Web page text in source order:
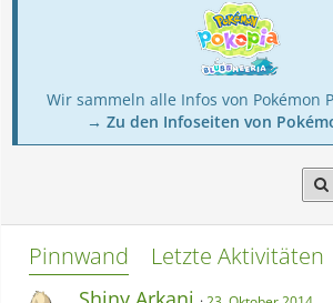
Wir sammeln alle Infos von Pokémon
→ Zu den Infoseiten von
Pinnwand Letzte Aktivitäten